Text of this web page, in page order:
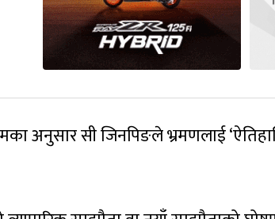
अनुसार सी जिनपिङले भ्रमणलाई